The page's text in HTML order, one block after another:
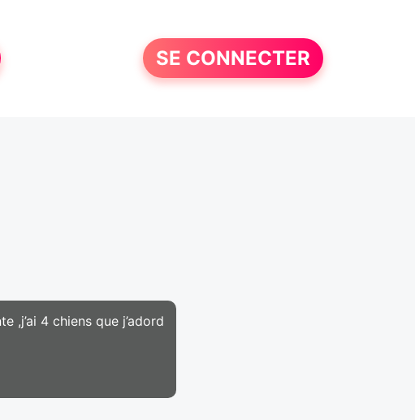
SE CONNECTER
,j’ai 4 chiens que j’adord